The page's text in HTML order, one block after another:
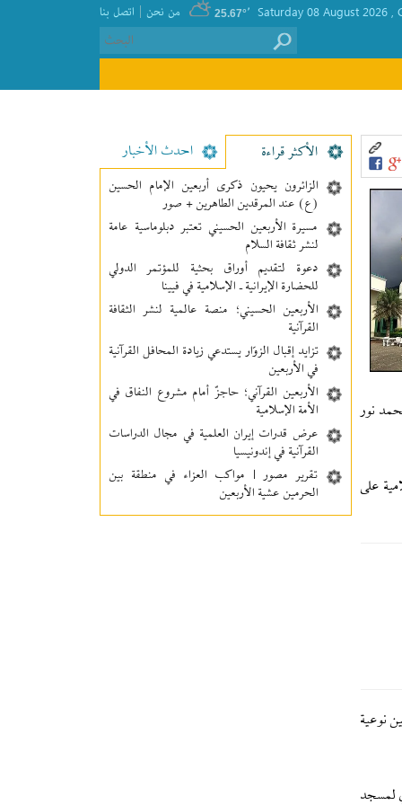
اتصل بنا | من نحن 25.67°
نور
على
نوعية
لمسجد
الأکثر قراءة احدث الأخبار
الزائرون يحيون ذكرى أربعين الإمام الحسين
(ع) عند المرقدين الطاهرين + صور
مسيرة الأربعين الحسيني تعتبر دبلوماسية عامة
لنشر ثقافة السلام
دعوة لتقديم أوراق بحثية للمؤتمر الدولي
للحضارة الإيرانية ـ الإسلامية في فيينا
الأربعين الحسيني؛ منصة عالمية لنشر الثقافة
القرآنية
تزايد إقبال الزوّار يستدعي زيادة المحافل القرآنية
في الأربعين
الأربعين القرآني؛ حاجزٌ أمام مشروع النفاق في
الأمة الإسلامية
عرض قدرات إيران العلمية في مجال الدراسات
القرآنية في إندونيسيا
تقرير مصور | مواكب العزاء في منطقة بين‌
الحرمین عشية الأربعين